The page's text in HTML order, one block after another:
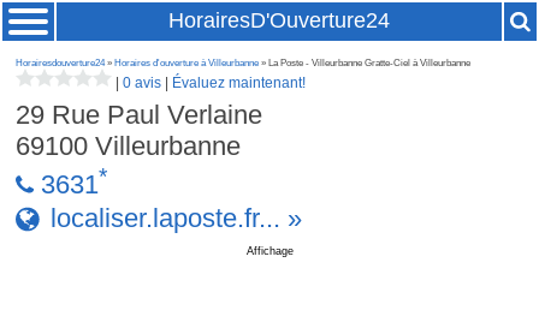
HorairesD'Ouverture24
Horairesdouverture24» Horaires d'ouverture à Villeurbanne » La Poste - Villeurbanne Gratte-Ciel à Villeurbanne
|0 avis Évaluez maintenant!
29 Rue Paul Verlaine
69100Villeurbanne
3631*
localiser.laposte.fr... »
Affichage